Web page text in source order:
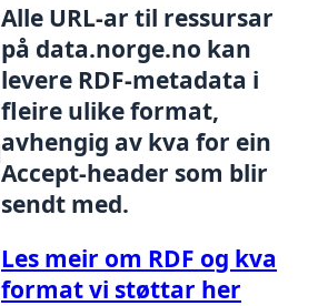
Alle URL-ar til ressursar
på data.norge.no kan
levere RDF-metadata i
fleire ulike format,
avhengig av kva for ein
Accept-header som blir
sendt med.
Les meir om RDF og kva
format vi støttar her